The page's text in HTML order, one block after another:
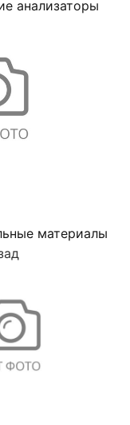
анализаторы
материалы